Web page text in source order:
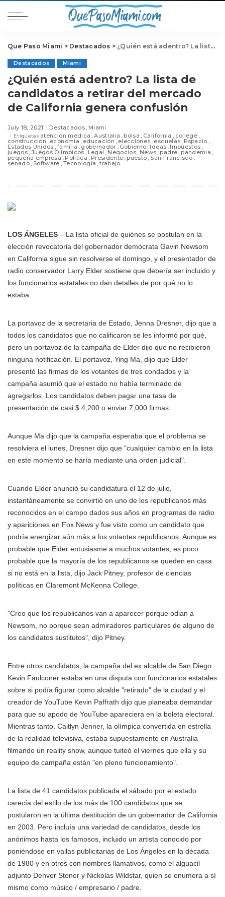
Que Paso Miami > Destacados > ¿Quién está adentro? La lista de candidatos a retirar del mercado de California genera confusión
Destacados Miami
¿Quién está adentro? La lista de
candidatos a retirar del mercado
de California genera confusión
July 18, 2021 Destacados Miami
Etiquetas atención médica Australia bolsa California college
construcción economía educación elecciones escuelas Espacio
Estados Unidos familia gobernador Gobierno Ideas Impuestos
juegos Juegos Olímpicos Legal Negocios News padre pandemia
pequeña empresa Política Presidente puesto San Francisco
senado Software Tecnología trabajo
LOS ÁNGELES – La lista oficial de quiénes se postulan en la
elección revocatoria del gobernador demócrata Gavin Newsom
en California sigue sin resolverse el domingo, y el presentador de
radio conservador Larry Elder sostiene que debería ser incluido y
los funcionarios estatales no dan detalles de por qué no lo
estaba.
La portavoz de la secretaria de Estado, Jenna Dresner, dijo que a
todos los candidatos que no calificaron se les informó por qué,
pero un portavoz de la campaña de Elder dijo que no recibieron
ninguna notificación. El portavoz, Ying Ma, dijo que Elder
presentó las firmas de los votantes de tres condados y la
campaña asumió que el estado no había terminado de
agregarlos. Los candidatos deben pagar una tasa de
presentación de casi $ 4,200 o enviar 7,000 firmas.
Aunque Ma dijo que la campaña esperaba que el problema se
resolviera el lunes, Dresner dijo que "cualquier cambio en la lista
en este momento se haría mediante una orden judicial".
Cuando Elder anunció su candidatura el 12 de julio,
instantáneamente se convirtió en uno de los republicanos más
reconocidos en el campo dados sus años en programas de radio
y apariciones en Fox News y fue visto como un candidato que
podría energizar aún más a los votantes republicanos. Aunque es
probable que Elder entusiasme a muchos votantes, es poco
probable que la mayoría de los republicanos se queden en casa
si no está en la lista, dijo Jack Pitney, profesor de ciencias
políticas en Claremont McKenna College.
"Creo que los republicanos van a aparecer porque odian a
Newsom, no porque sean admiradores particulares de alguno de
los candidatos sustitutos", dijo Pitney.
Entre otros candidatos, la campaña del ex alcalde de San Diego
Kevin Faulconer estaba en una disputa con funcionarios estatales
sobre si podía figurar como alcalde "retirado" de la ciudad y el
creador de YouTube Kevin Paffrath dijo que planeaba demandar
para que su apodo de YouTube apareciera en la boleta electoral.
Mientras tanto, Caitlyn Jenner, la olímpica convertida en estrella
de la realidad televisiva, estaba supuestamente en Australia
filmando un reality show, aunque tuiteó el viernes que ella y su
equipo de campaña están "en pleno funcionamiento".
La lista de 41 candidatos publicada el sábado por el estado
carecía del estilo de los más de 100 candidatos que se
postularon en la última destitución de un gobernador de California
en 2003. Pero incluía una variedad de candidatos, desde los
anónimos hasta los famosos, incluido un artista conocido por
poniéndose en vallas publicitarias de Los Ángeles en la década
de 1980 y en otros con nombres llamativos, como el alguacil
adjunto Denver Stoner y Nickolas Wildstar, quien se enumera a sí
mismo como músico / empresario / padre.